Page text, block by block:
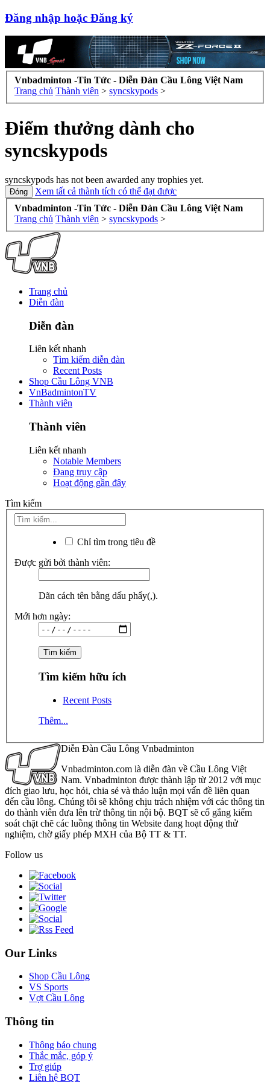
Đăng nhập hoặc Đăng ký
Vnbadminton -Tin Tức - Diễn Đàn Cầu Lông Việt Nam
Trang chủ Thành viên > syncskypods >
Điểm thưởng dành cho
syncskypods
syncskypods has not been awarded any trophies yet.
Xem tất cả thành tích có thể đạt được
Vnbadminton -Tin Tức - Diễn Đàn Cầu Lông Việt Nam
Trang chủ Thành viên > syncskypods >
Trang chủ
Diễn đàn
Diễn đàn
Liên kết nhanh
Tìm kiếm diễn đàn
Recent Posts
Shop Cầu Lông VNB
VnBadmintonTV
Thành viên
Thành viên
Liên kết nhanh
Notable Members
Đang truy cập
Hoạt động gần đây
Tìm kiếm
Chỉ tìm trong tiêu đề
Được gửi bởi thành viên:
Dãn cách tên bằng dấu phẩy(,).
Mới hơn ngày:
Tìm kiếm hữu ích
Recent Posts
Thêm...
Diễn Đàn Cầu Lông Vnbadminton
Vnbadminton.com là diễn đàn về Cầu Lông Việt
Nam. Vnbadminton được thành lập từ 2012 với mục
đích giao lưu, học hỏi, chia sẻ và thảo luận mọi vấn đề liên quan
đến cầu lông. Chúng tôi sẽ không chịu trách nhiệm với các thông tin
do thành viên đưa lên trừ thông tin nội bộ. BQT sẽ cố gắng kiểm
soát chặt chẽ các luồng thông tin Website đang hoạt động thử
nghiệm, chờ giấy phép MXH của Bộ TT & TT.
Follow us
Our Links
Shop Cầu Lông
VS Sports
Vợt Cầu Lông
Thông tin
Thông báo chung
Thắc mắc, góp ý
Trợ giúp
Liên hệ BQT